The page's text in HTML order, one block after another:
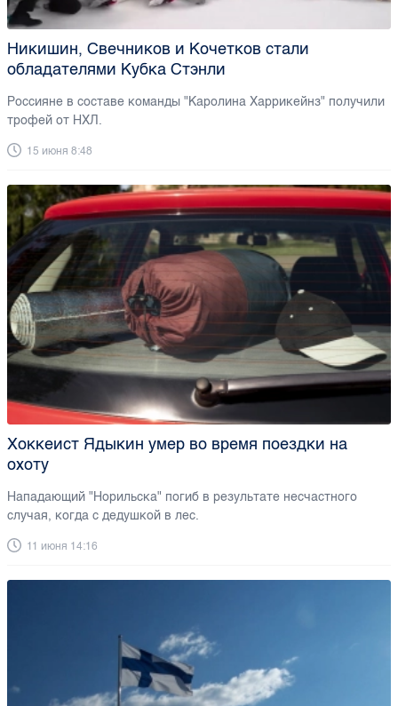
Никишин, Свечников и Кочетков стали
обладателями Кубка Стэнли
Россияне в составе команды "Каролина Харрикейнз" получили
трофей от НХЛ.
15 июня 8:48
Хоккеист Ядыкин умер во время поездки на
охоту
Нападающий "Норильска" погиб в результате несчастного
случая, когда с дедушкой в лес.
11 июня 14:16